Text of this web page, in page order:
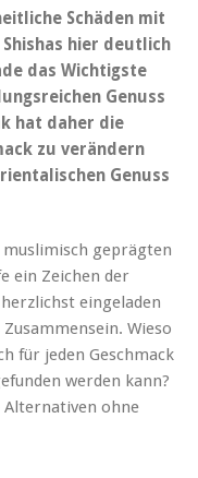
Schäden mit
Shishas hier deutlich
das Wichtigste
Genuss
hat daher die
zu verändern
Genuss
geprägten
ein Zeichen der
eingeladen
Wieso
für jeden Geschmack
werden kann?
Alternativen ohne